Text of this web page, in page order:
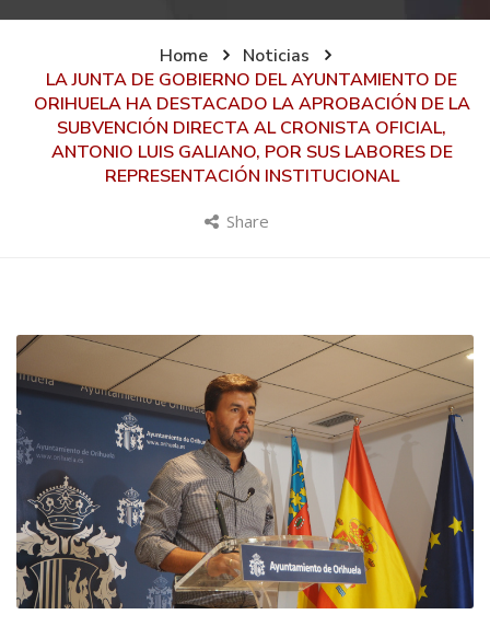
Home
Noticias
LA JUNTA DE GOBIERNO DEL AYUNTAMIENTO DE
ORIHUELA HA DESTACADO LA APROBACIÓN DE LA
SUBVENCIÓN DIRECTA AL CRONISTA OFICIAL,
ANTONIO LUIS GALIANO, POR SUS LABORES DE
REPRESENTACIÓN INSTITUCIONAL
Share